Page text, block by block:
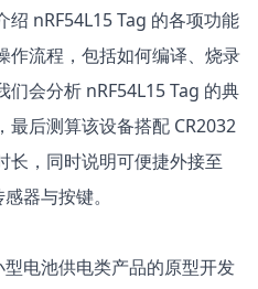
nRF54L15 Tag 的各项功能
作流程，包括如何编译、烧录
会分析 nRF54L15 Tag 的典
后测算该设备搭配 CR2032
长，同时说明可便捷外接至
器与按键。
电池供电类产品的原型开发